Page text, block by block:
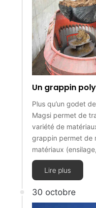
Un grappin
Plus qu’un godet
Magsi permet de
variété de
grappin permet de
matériaux
Lire plus
30 octobre